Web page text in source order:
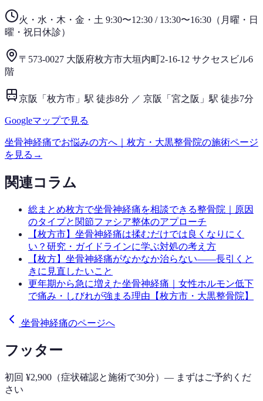
火・水・木・金・土 9:30〜12:30 / 13:30〜16:30 （ 月曜・日
曜・祝日 休診）
〒573-0027 大阪府枚方市大垣内町2-16-12 サクセスビル6
階
京阪「枚方市」駅 徒歩8分 ／ 京阪「宮之阪」駅 徒歩7分
Googleマップで見る
坐骨神経痛でお悩みの方へ｜枚方・大黒整骨院の施術ページ
を見る →
関連コラム
総まとめ枚方で坐骨神経痛を相談できる整骨院｜原因
のタイプと関節ファシア整体のアプローチ
【枚方市】坐骨神経痛は揉むだけでは良くなりにく
い？研究・ガイドラインに学ぶ対処の考え方
【枚方】坐骨神経痛がなかなか治らない——長引くと
きに見直したいこと
更年期から急に増えた坐骨神経痛｜女性ホルモン低下
で痛み・しびれが強まる理由【枚方市・大黒整骨院】
坐骨神経痛のページへ
フッター
初回 ¥2,900（症状確認と施術で30分）— まずはご予約くだ
さい